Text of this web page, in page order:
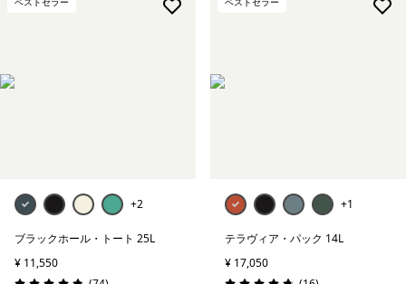
+2
ブラックホール・トート 25L
¥ 11,550
+1
テラヴィア・パック 14L
¥ 17,050